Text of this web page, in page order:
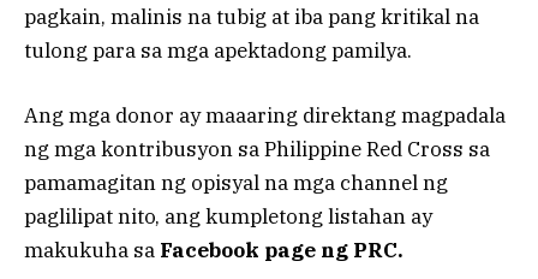
pagkain, malinis na tubig at iba pang kritikal na
tulong para sa mga apektadong pamilya.
Ang mga donor ay maaaring direktang magpadala
ng mga kontribusyon sa Philippine Red Cross sa
pamamagitan ng opisyal na mga channel ng
paglilipat nito, ang kumpletong listahan ay
makukuha sa Facebook page ng PRC.